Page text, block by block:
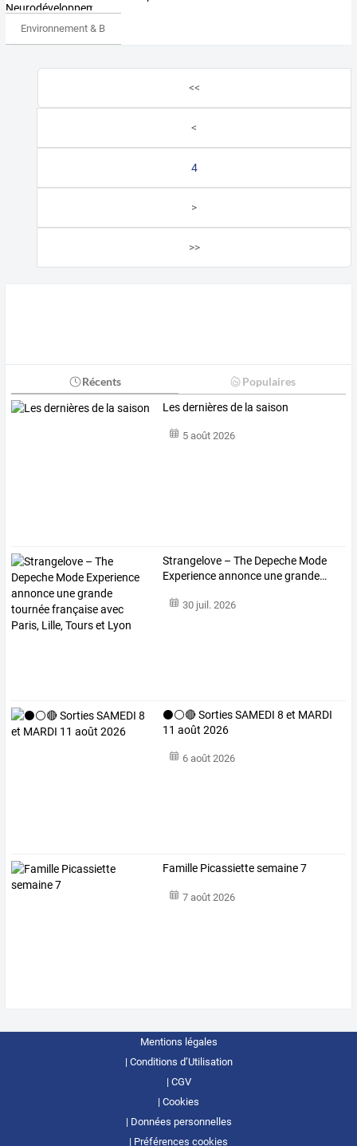
Environnement & Bio
<<
<
4
>
>>
Récents Populaires
Les dernières de la saison
5 août 2026
Strangelove – The Depeche Mode
Experienceannonce unegrande…
30 juil. 2026
⚫⚪🔴 Sorties SAMEDI 8 et MARDI
11 août 2026
6 août 2026
Famille Picassiette semaine 7
7 août 2026
Mentions légales
Conditions d’Utilisation
CGV
Cookies
Données personnelles
Préférences cookies